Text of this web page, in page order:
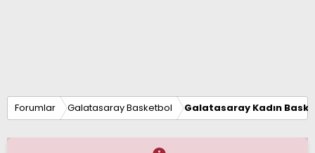
Forumlar Galatasaray Basketbol Galatasaray Kadın